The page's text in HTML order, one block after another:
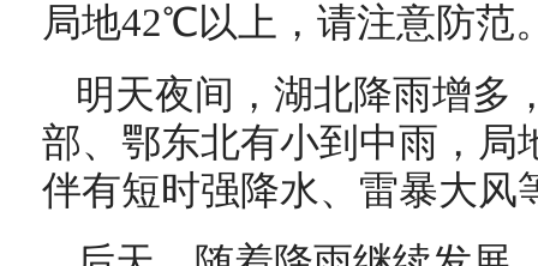
局地42℃以上，请注意防范
明天夜间，湖北降雨增多
部、鄂东北有小到中雨，局
伴有短时强降水、雷暴大风